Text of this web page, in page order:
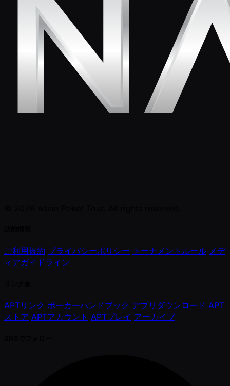
ご利用規約 プライバシーポリシー トーナメントルール メデ
ィアガイドライン
APTリンク ポーカーハンドブック アプリダウンロード APT
ストア APTアカウント APTプレイ アーカイブ